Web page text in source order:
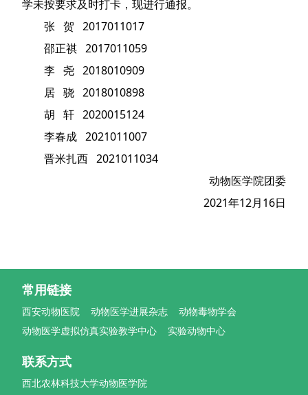
学未按要求及时打卡，现进行通报。
张 贺 2017011017
邵正祺 2017011059
李 尧 2018010909
居 骁 2018010898
胡 轩 2020015124
李春成 2021011007
晋米扎西 2021011034
动物医学院团委
2021年12月16日
常用链接
西安动物医院 动物医学进展杂志
动物毒物学会
动物医学虚拟仿真实验教学中心
实验动物中心
联系方式
西北农林科技大学动物医学院